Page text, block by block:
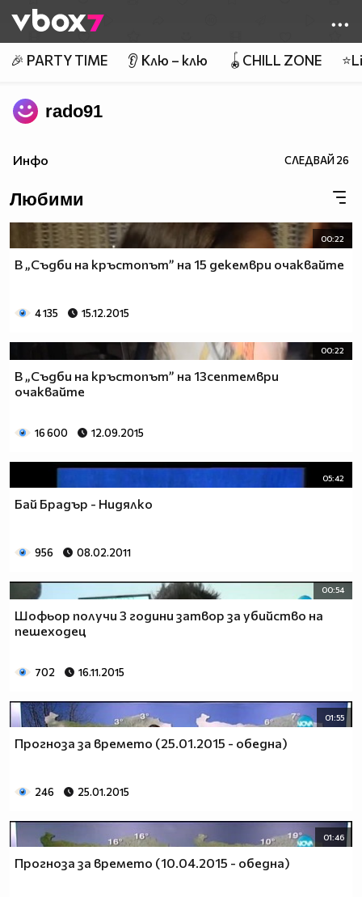
👾
🎉 PARTY TIME 👂 Клю – клю 🪀CHILL ZONE
rado91
Инфо СЛЕДВАЙ26
Любими
00:22
В „Съдби на кръстопът” на 15 декември очаквайте
4 135 15.12.2015
00:22
В „Съдби на кръстопът” на 13септември
очаквайте
16 600 12.09.2015
05:42
Бай Брадър - Нидялко
956 08.02.2011
00:54
Шофьор получи 3 години затвор за убийство на
пешеходец
702 16.11.2015
01:55
Прогноза за времето (25.01.2015 - обедна)
246 25.01.2015
01:46
Прогноза за времето (10.04.2015 - обедна)